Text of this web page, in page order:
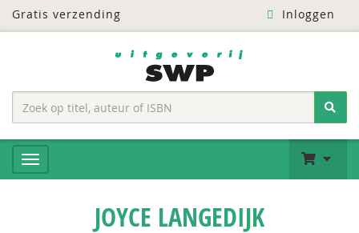
Gratis verzending Inloggen
JOYCE LANGEDIJK